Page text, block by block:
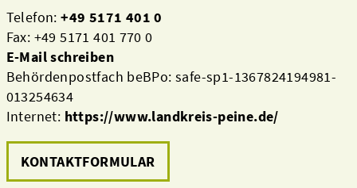
Telefon:+49 5171 401 0
Fax: +49 5171 401 770 0
E-Mail schreiben
Behördenpostfach beBPo: safe-sp1-1367824194981-
013254634
Internet: https://www.landkreis-peine.de/
KONTAKTFORMULAR